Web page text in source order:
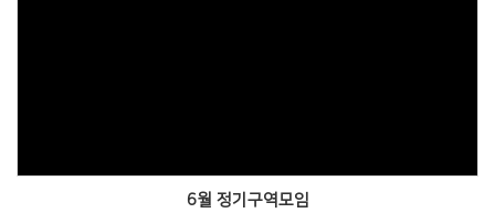
6월 정기구역모임